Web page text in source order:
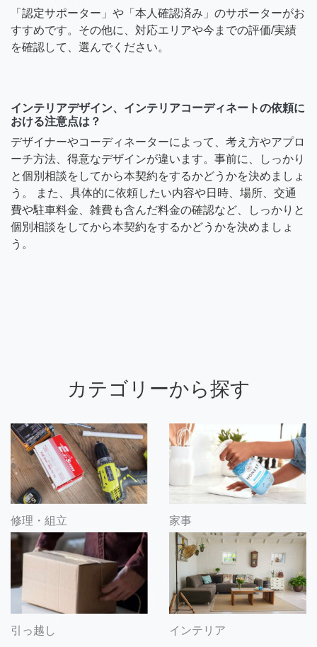
「認定サポーター」や「本人確認済み」のサポーターがお
すすめです。その他に、対応エリアや今までの評価/実績
を確認して、選んでください。
インテリアデザイン、インテリアコーディネートの依頼に
おける注意点は？
デザイナーやコーディネーターによって、考え方やアプロ
ーチ方法、得意なデザインが違います。事前に、しっかり
と個別相談をしてから本契約をするかどうかを決めましょ
う。 また、具体的に依頼したい内容や日時、場所、交通
費や駐車料金、雑費も含んだ料金の確認など、しっかりと
個別相談をしてから本契約をするかどうかを決めましょ
う。
カテゴリーから探す
修理・組立 家事
引っ越し インテリア